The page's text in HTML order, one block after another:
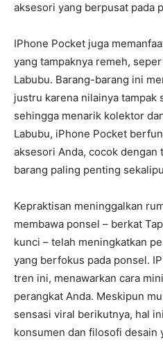
aksesori yang berpusat pada
IPhone Pocket juga
yang tampaknya remeh,
Labubu. Barang-barang ini
justru karena nilainya tampak
sehingga menarik kolektor
Labubu, iPhone Pocket
aksesori Anda, cocok
barang paling penting
Kepraktisan meninggalkan
membawa ponsel – berkat
kunci – telah meningkatkan
yang berfokus pada ponsel.
tren ini, menawarkan cara
perangkat Anda. Meskipun
sensasi viral berikutnya, hal
konsumen dan filosofi desain